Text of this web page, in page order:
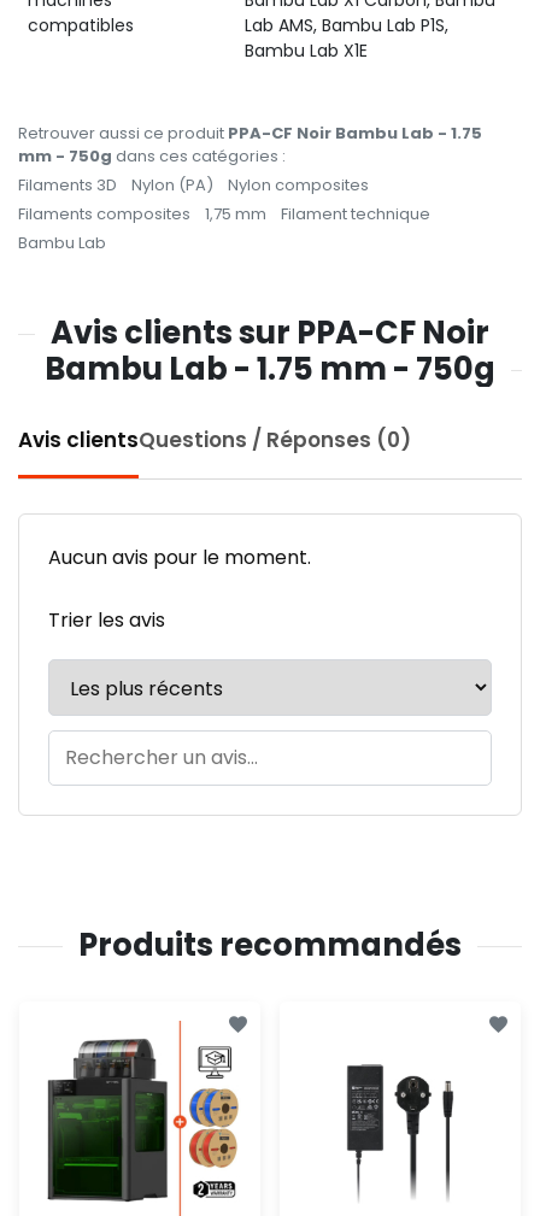
compatibles
Lab AMS, Bambu Lab P1S,
Bambu Lab X1E
Retrouver aussi ce produit PPA-CF Noir Bambu Lab - 1.75
mm - 750g dans ces catégories :
Filaments 3D
Nylon (PA)
Nylon composites
Filaments composites
1,75 mm
Filament technique
Bambu Lab
Avis clients sur PPA-CF Noir
Bambu Lab - 1.75 mm - 750g
Avis clientsQuestions / Réponses (0)
Aucun avis pour le moment.
Trier les avis
Produits recommandés